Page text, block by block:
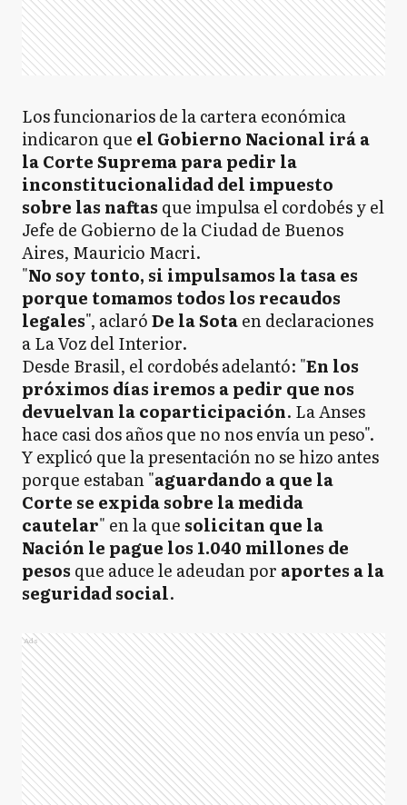
Los funcionarios de la cartera económica
indicaron que el Gobierno Nacional irá a
la Corte Suprema para pedir la
inconstitucionalidad del impuesto
sobre las naftas que impulsa el cordobés y el
Jefe de Gobierno de la Ciudad de Buenos
Aires, Mauricio Macri.
"No soy tonto, si impulsamos la tasa es
porque tomamos todos los recaudos
legales", aclaróDe la Sotaen declaraciones
a La Voz del Interior.
Desde Brasil, el cordobés adelantó: "En los
próximos días iremos a pedir que nos
devuelvan la coparticipación. La Anses
hace casi dos años que no nos envía un peso".
Y explicó que la presentación no se hizo antes
porque estaban "aguardando a que la
Corte se expida sobre la medida
cautelar" en la que solicitan que la
Nación le pague los 1.040 millones de
pesos que aduce le adeudan por aportes a la
seguridad social.
Ads